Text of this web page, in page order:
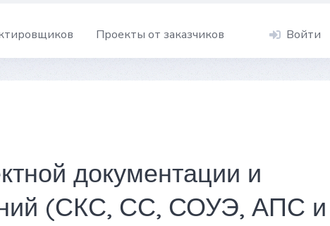
Проекты от заказчиков Войти
документации и
(СКС, СС, СОУЭ, АПС и